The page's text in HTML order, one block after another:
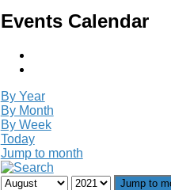
Events Calendar
By Year
By Month
By Week
Today
Jump to month
Jump to